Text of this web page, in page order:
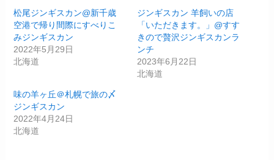
松尾ジンギスカン@新千歳
空港で帰り間際にすべりこ
みジンギスカン
2022年5月29日
北海道
ジンギスカン 羊飼いの店
「いただきます。」@すす
きので贅沢ジンギスカンラ
ンチ
2023年6月22日
北海道
味の羊ヶ丘＠札幌で旅の〆
ジンギスカン
2022年4月24日
北海道